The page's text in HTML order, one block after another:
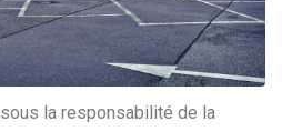
sous la responsabilité de la